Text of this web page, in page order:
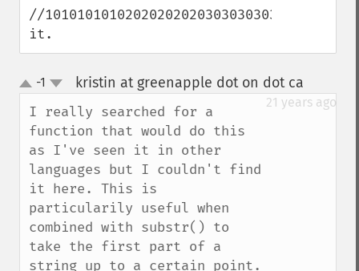
//
it.
up
down
-1 kristin at greenapple dot on dot ca
21 years ago
I really searched for a
function that would do this
as I've seen it in other
languages but I couldn't find
it here. This is
particularily useful when
combined with substr() to
take the first part of a
string up to a certain point.